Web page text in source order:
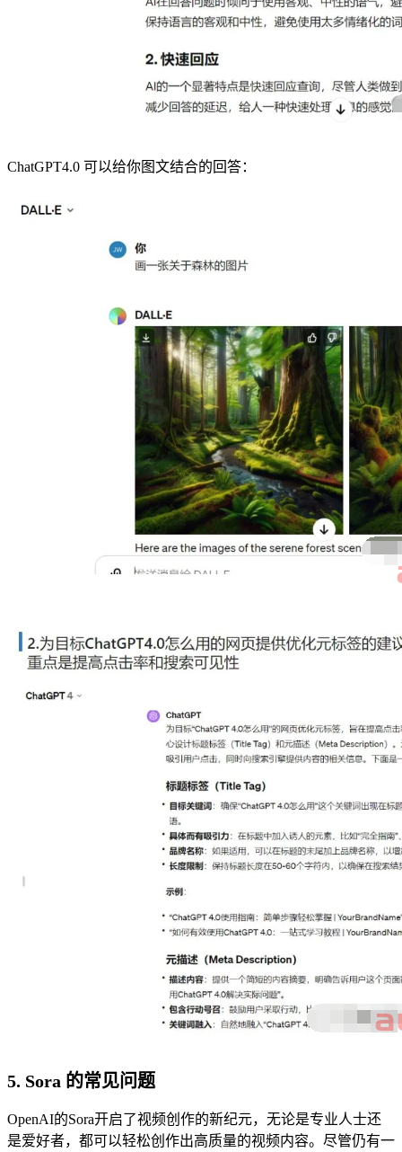
ChatGPT4.0 可以给你图文结合的回答：
5. Sora 的常见问题
OpenAI的Sora开启了视频创作的新纪元，无论是专业人士还
是爱好者，都可以轻松创作出高质量的视频内容。尽管仍有一